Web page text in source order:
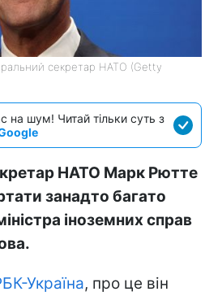
секретар НАТО (Getty
на шум! Читай тільки суть з
НАТО Марк Рютте
занадто багато
іноземних справ
Україна, про це він